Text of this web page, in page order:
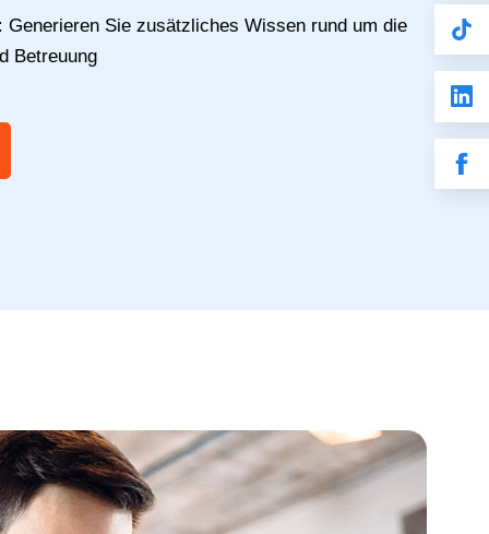
Generieren Sie zusätzliches Wissen rund um die
Betreuung